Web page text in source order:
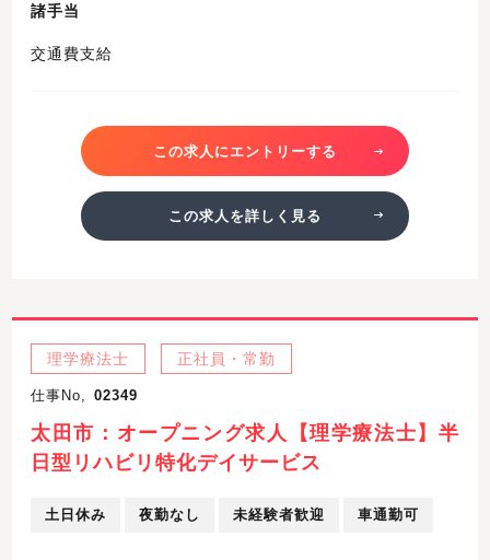
諸手当
交通費支給
この求人にエントリーする
この求人を詳しく見る
理学療法士 正社員・常勤
仕事No, 02349
太田市：オープニング求人【理学療法士】半
日型リハビリ特化デイサービス
土日休み 夜勤なし 未経験者歓迎 車通勤可